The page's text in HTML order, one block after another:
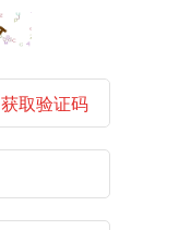
获取验证码